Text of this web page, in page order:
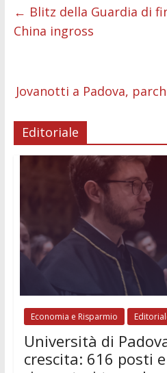
b
o
k
er l s
p
e
← Blitz della Guardia di
China ingross
Jovanotti a Padova,
Editoriale
Economia e Risparmio
Università di
crescita: 616 posti